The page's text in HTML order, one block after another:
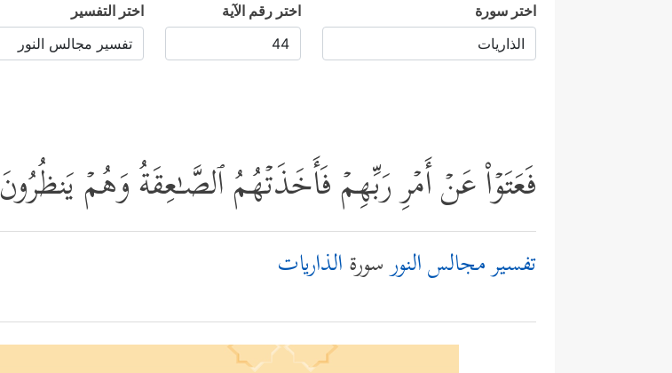
اختر سورة اختر رقم الآية اختر التفسير
فَعَتَوۡاْ عَنۡ أَمۡرِ رَبِّهِمۡ فَأَخَذَتۡهُمُ ٱلصَّـٰعِقَةُ وَهُمۡ یَنظُرُونَ
تفسير مجالس النورسورةالذاريات